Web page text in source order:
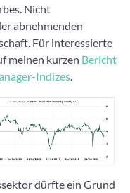
Nicht
abnehmenden
Für interessierte
meinen kurzen Bericht
Indizes.
dürfte ein Grund